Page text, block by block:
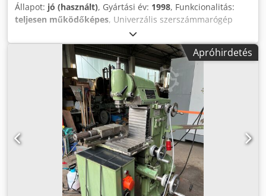
Állapot: jó (használt), Gyártási év: 1998, Funkcionalitás:
teljesen működőképes, Univerzális szerszámmarógép
Termék: MACMON Típus: M 100 ADR Műszaki adatok -
Heidenhain TNC124 vezérlés - Gépszám: 7989 - Gyártás
éve: 1998 - Menettávolság: X 310 mm Y 170 mm Z 330 mm -
Sebességtartomány: 40-2500 rpm (2 tartományban
fokozatmentesen szabályozható) - előtolási sebesség: 10-
800 mm/perc (fokozatmentesen állítható) - Gyorshajtás:
800 mm/perc Csdpfx Asrwml Aop Ierf - Felszereltség:
Függőleges és vízszintes orsó (a függőleges orsóhoz
emelőszerkezettel együtt) - Asztal mérete: 600 x 215 mm -
SK40 - Hajtómotor: 2,2 kW - Csatlakoztatott terhelés: 5,5 kW
- Súly: kb. 750 kg - Helyigény: 1000x1160x1400 Teljes
dokumentációval együtt A gép a helyszínen áram alatt is
kipróbálható / bemutatható. Minden információ garancia
Apróhirdetés